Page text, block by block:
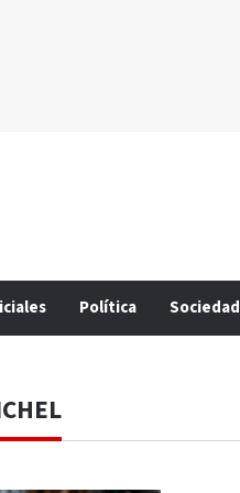
Política Sociedad